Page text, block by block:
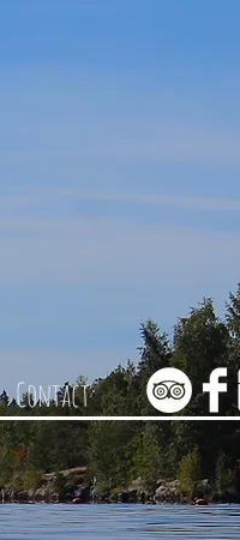
Contact